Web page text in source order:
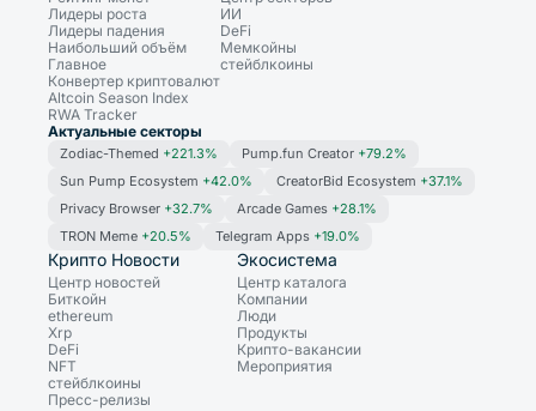
Лидеры роста
Лидеры падения
Наибольший объём
Главное
Конвертер криптовалют
Altcoin Season Index
RWA Tracker
ИИ
DeFi
Мемкойны
стейблкоины
Актуальные секторы
Zodiac-Themed +221.3% Pump.fun Creator +79.2%
Sun Pump Ecosystem +42.0% CreatorBid Ecosystem +37.1%
Privacy Browser +32.7% Arcade Games +28.1%
TRON Meme +20.5% Telegram Apps +19.0%
Крипто Новости
Центр новостей
Биткойн
ethereum
Xrp
DeFi
NFT
стейблкоины
Пресс-релизы
Экосистема
Центр каталога
Компании
Люди
Продукты
Крипто-вакансии
Мероприятия